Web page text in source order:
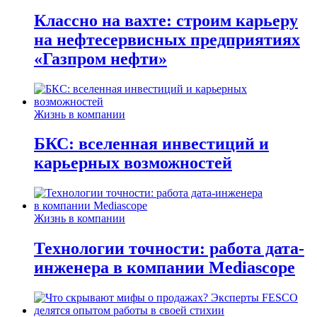
Классно на вахте: строим карьеру
на нефтесервисных предприятиях
«Газпром нефти»
Жизнь в компании
БКС: вселенная инвестиций и
карьерных возможностей
Жизнь в компании
Технологии точности: работа дата-
инженера в компании Mediascope